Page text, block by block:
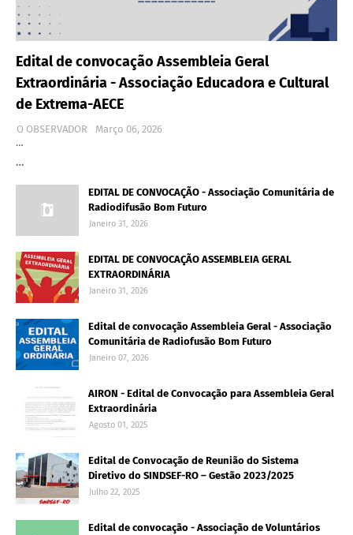
Edital de convocação Assembleia Geral
Extraordinária - Associação Educadora e Cultural
de Extrema-AECE
O OBSERVADOR
Março 06, 2026
…
…
EDITAL DE CONVOCAÇÃO - Associação Comunitária de
Radiodifusão Bom Futuro
Janeiro 31, 2026
EDITAL DE CONVOCAÇÃO ASSEMBLEIA GERAL
EXTRAORDINÁRIA
Janeiro 31, 2026
Edital de convocação Assembleia Geral - Associação
Comunitária de Radiofusão Bom Futuro
Janeiro 07, 2026
AIRON - Edital de Convocação para Assembleia Geral
Extraordinária
Agosto 01, 2025
Edital de Convocação de Reunião do Sistema
Diretivo do SINDSEF-RO – Gestão 2023/2025
Julho 22, 2025
Edital de convocação - Associação de Voluntários